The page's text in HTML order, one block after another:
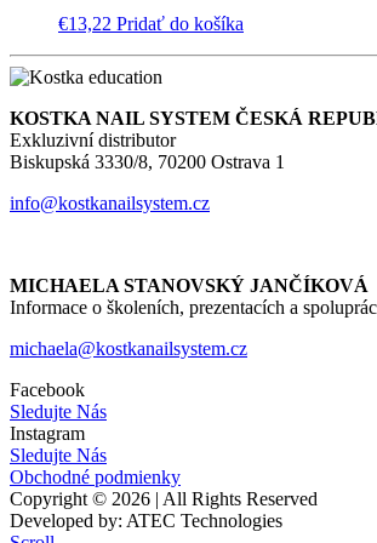
€13,22 Pridať do košíka
KOSTKA NAIL SYSTEM ČESKÁ
Exkluzivní distributor
Biskupská 3330/8, 70200 Ostrava 1
info@kostkanailsystem.cz
MICHAELA STANOVSKÝ JANČÍKOVÁ
Informace o školeních, prezentacích a
michaela@kostkanailsystem.cz
Facebook
Sledujte Nás
Instagram
Sledujte Nás
Obchodné podmienky
Copyright © 2026 | All Rights Reserved
Developed by: ATEC Technologies